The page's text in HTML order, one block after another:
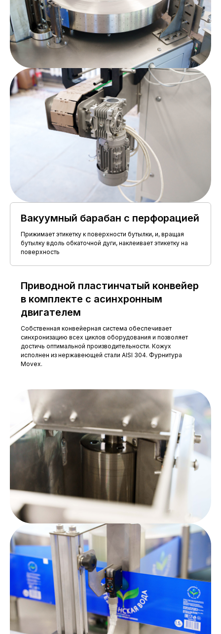
Узнать больше о комплектации
Вакуумный барабан с перфорацией
Прижимает этикетку к поверхности бутылки, и, вращая
бутылку вдоль обкаточной дуги, наклеивает этикетку на
поверхность
Приводной пластинчатый конвейер
в комплекте с асинхронным
двигателем
Собственная конвейерная система обеспечивает
синхронизацию всех циклов оборудования и позволяет
достичь оптимальной производительности. Кожух
исполнен из нержавеющей стали AISI 304. Фурнитура
Movex.